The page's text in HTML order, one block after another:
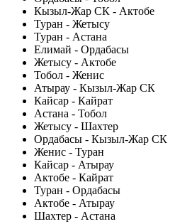
Кызыл-Жар СК - Актобе
Туран - Жетысу
Туран - Астана
Елимай - Ордабасы
Жетысу - Актобе
Тобол - Женис
Атырау - Кызыл-Жар СК
Кайсар - Кайрат
Астана - Тобол
Жетысу - Шахтер
Ордабасы - Кызыл-Жар СК
Женис - Туран
Кайсар - Атырау
Актобе - Кайрат
Туран - Ордабасы
Актобе - Атырау
Шахтер - Астана